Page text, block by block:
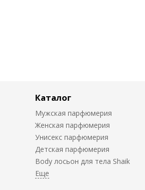
Каталог
Мужская парфюмерия
Женская парфюмерия
Унисекс парфюмерия
Детская парфюмерия
Body лосьон для тела Shaik